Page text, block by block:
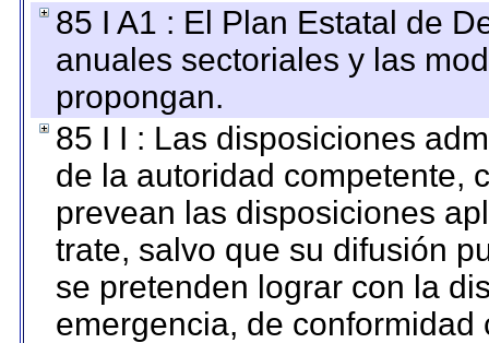
85 I A1 : El Plan Estatal de
anuales sectoriales y las
propongan.
85 I I : Las disposiciones
de la autoridad competente,
prevean las disposiciones
trate, salvo que su difusión
se pretenden lograr con la
emergencia, de